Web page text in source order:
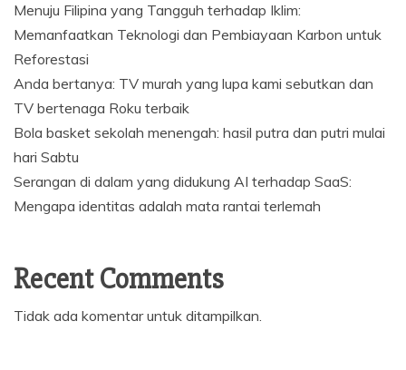
Menuju Filipina yang Tangguh terhadap Iklim:
Memanfaatkan Teknologi dan Pembiayaan Karbon untuk
Reforestasi
Anda bertanya: TV murah yang lupa kami sebutkan dan
TV bertenaga Roku terbaik
Bola basket sekolah menengah: hasil putra dan putri mulai
hari Sabtu
Serangan di dalam yang didukung AI terhadap SaaS:
Mengapa identitas adalah mata rantai terlemah
Recent Comments
Tidak ada komentar untuk ditampilkan.